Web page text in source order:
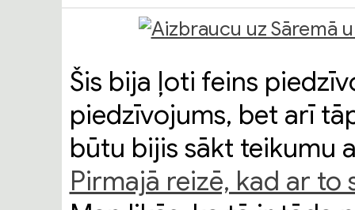
Šis bija ļoti feins
piedzīvojums, bet arī
būtu bijis sākt teikumu
Pirmajā reizē, kad ar to